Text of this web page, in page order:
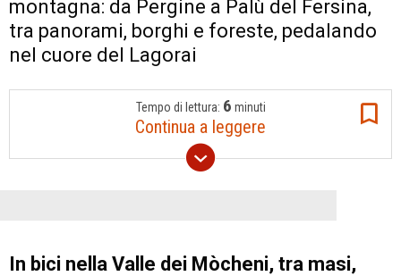
montagna: da Pergine a Palù del Fersina,
tra panorami, borghi e foreste, pedalando
nel cuore del Lagorai
Tempo di lettura: 6 minuti
Continua a leggere
In bici nella Valle dei Mòcheni, tra masi,